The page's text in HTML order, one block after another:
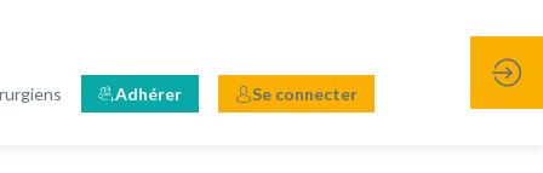
Adhérer Se connecter